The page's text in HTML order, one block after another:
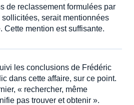
de reclassement formulées par
sollicitées, serait mentionnées
Cette mention est suffisante.
les conclusions de Frédéric
dans cette affaire, sur ce point.
« rechercher, même
pas trouver et obtenir ».